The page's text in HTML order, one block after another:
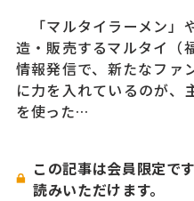
「マルタイラーメン」
造・販売するマルタイ（
情報発信で、新たなファ
に力を入れているのが、
を使った…
この記事は会員限定です
読みいただけます。